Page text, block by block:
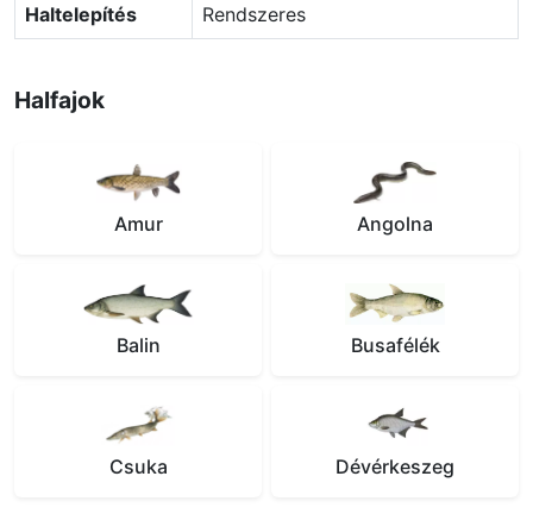
Haltelepítés Rendszeres
Halfajok
Amur Angolna
Balin Busafélék
Csuka Dévérkeszeg